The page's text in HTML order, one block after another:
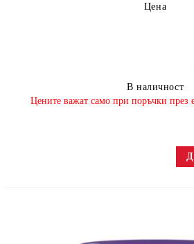
Цена
В наличност
​Цените важат само при поръчки през